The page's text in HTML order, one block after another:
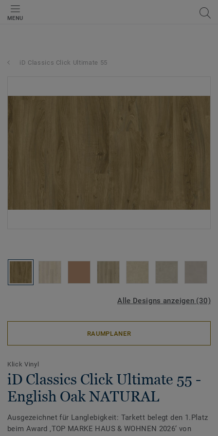
MENU
iD Classics Click Ultimate 55
Alle Designs anzeigen (30)
RAUMPLANER
Klick Vinyl
iD Classics Click Ultimate 55 -
English Oak NATURAL
Ausgezeichnet für Langlebigkeit: Tarkett belegt den 1.Platz
beim Award ‚TOP MARKE HAUS & WOHNEN 2026‘ von